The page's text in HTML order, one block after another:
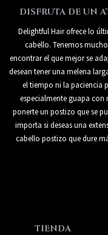
DISFRUTA DE UN
Delightful Hair ofrece lo
cabello. Tenemos
encontrar el que mejor se
desean tener una melena
el tiempo ni la paciencia
especialmente guapa
ponerte un postizo que se
importa si deseas una
cabello postizo que dure
TIENDA